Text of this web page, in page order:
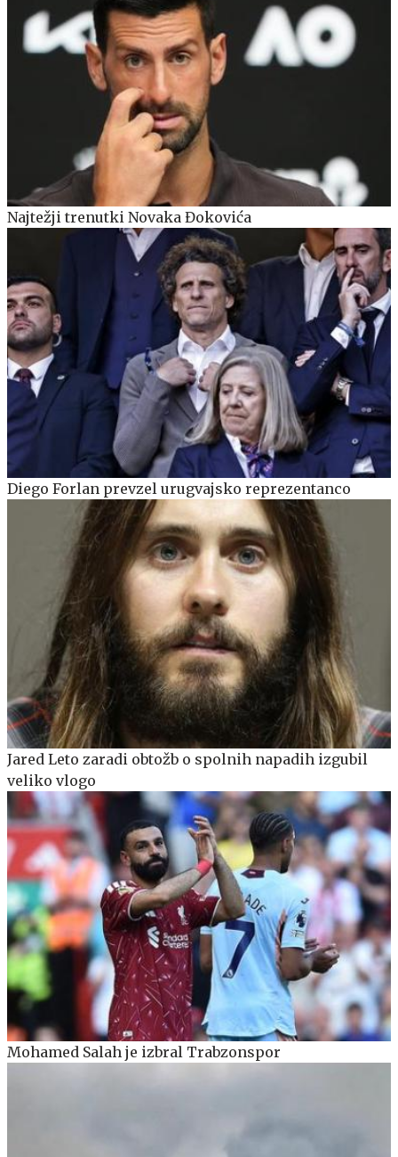
Najtežji trenutki Novaka Đokovića
Diego Forlan prevzel urugvajsko reprezentanco
Jared Leto zaradi obtožb o spolnih napadih izgubil
veliko vlogo
Mohamed Salah je izbral Trabzonspor